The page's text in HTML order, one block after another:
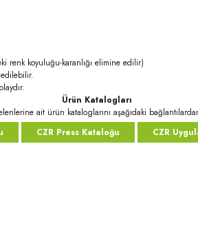
renk koyuluğu-karanlığı elimine edilir)
Ürün Katalogları
ait ürün kataloglarını aşağıdaki
CZR Press Kataloğu CZR